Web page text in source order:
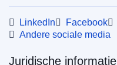
LinkedIn Facebook
Andere sociale media
Juridische informatie